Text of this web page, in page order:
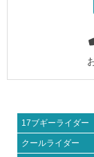
17ブギーライダー
クールライダー